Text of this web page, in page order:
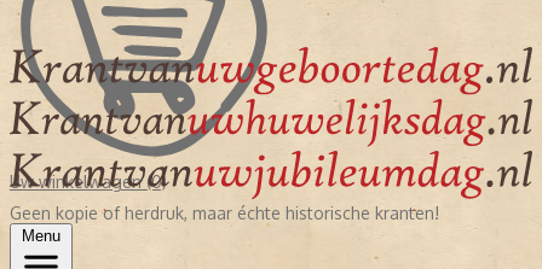
Uw winkelwagen (0)
Geen kopie of herdruk, maar échte historische kranten!
Menu